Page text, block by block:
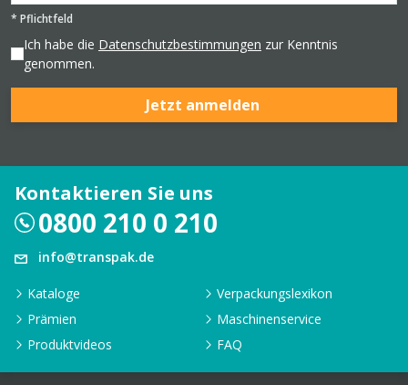
* Pflichtfeld
Ich habe die Datenschutzbestimmungen zur Kenntnis
genommen.
Jetzt anmelden
Kontaktieren Sie uns
0800 210 0 210
info@transpak.de
Kataloge
Verpackungslexikon
Prämien
Maschinenservice
Produktvideos
FAQ